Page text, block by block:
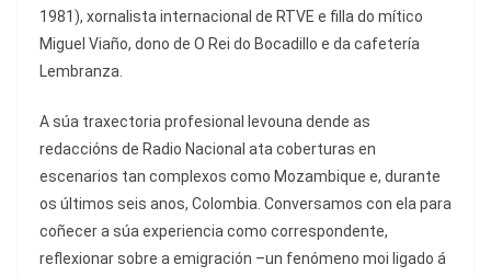
1981), xornalista internacional de RTVE e filla do mítico
Miguel Viaño, dono de O Rei do Bocadillo e da cafetería
Lembranza.
A súa traxectoria profesional levouna dende as
redaccións de Radio Nacional ata coberturas en
escenarios tan complexos como Mozambique e, durante
os últimos seis anos, Colombia. Conversamos con ela para
coñecer a súa experiencia como correspondente,
reflexionar sobre a emigración –un fenómeno moi ligado á